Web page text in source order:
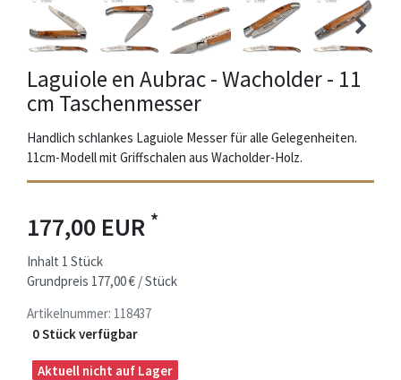
Laguiole en Aubrac - Wacholder - 11
cm Taschenmesser
Handlich schlankes Laguiole Messer für alle Gelegenheiten.
11cm-Modell mit Griffschalen aus Wacholder-Holz.
177,00 EUR *
Inhalt 1 Stück
Grundpreis 177,00 € / Stück
Artikelnummer: 118437
0 Stück verfügbar
Aktuell nicht auf Lager